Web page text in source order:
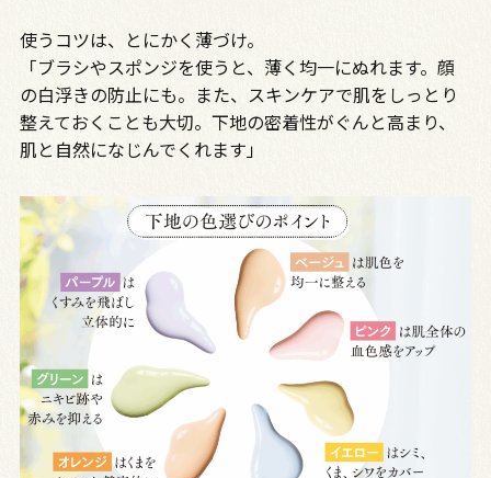
使うコツは、とにかく薄づけ。
「ブラシやスポンジを使うと、薄く均一にぬれます。顔
の白浮きの防止にも。また、スキンケアで肌をしっとり
整えておくことも大切。下地の密着性がぐんと高まり、
肌と自然になじんでくれます」